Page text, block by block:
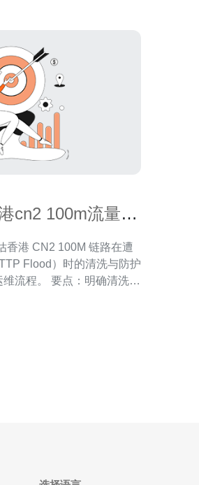
cn2 100m流量清
香港 CN2 100M 链路在遭
Flood）时的清洗与防护
流程。 要点：明确清洗点
间）、以及应急流程（引